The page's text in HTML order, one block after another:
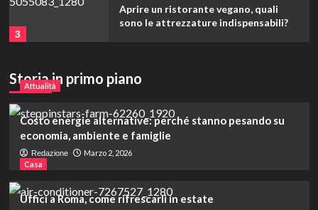
3
Aprire un ristorante vegano, quali
sono le attrezzature indispensabili?
4
Gestione degli scarti nelle industrie e
5
Tecnologia
Storia in primo piano
Attualità
Costo energie alternative: perché stanno pesando su
economia, ambiente e famiglie
Redazione
Marzo 2, 2026
Casa
Uffici a Roma, come rifrescarli in estate